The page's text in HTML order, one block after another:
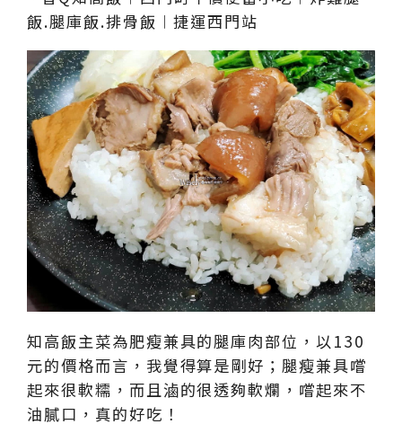
知高飯主菜為肥瘦兼具的腿庫肉部位，以130
元的價格而言，我覺得算是剛好；腿瘦兼具嚐
起來很軟糯，而且滷的很透夠軟爛，嚐起來不
油膩口，真的好吃！